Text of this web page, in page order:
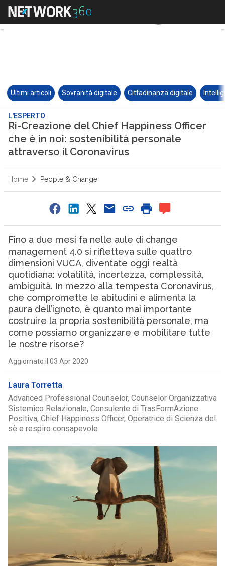
Ultimi articoli Sovranità digitale Cittadinanza digitale
L'ESPERTO
Ri-Creazione del Chief Happiness Officer
che è in noi: sostenibilità personale
attraverso il Coronavirus
Home People & Change
Fino a due mesi fa nelle aule di change
management 4.0 si rifletteva sulle quattro
dimensioni VUCA, diventate oggi realtà
quotidiana: volatilità, incertezza, complessità,
ambiguità. In mezzo alla tempesta Coronavirus,
che compromette le abitudini e alimenta la
paura dell’ignoto, è quanto mai importante
costruire la propria sostenibilità personale, ma
come possiamo organizzare e mobilitare tutte
le nostre risorse?
Aggiornato il 03 Apr 2020
Laura Torretta
Advanced Professional Counselor, Counselor Organizzativa
Sistemico Relazionale, Consulente di TrasFormAzione
Positiva, Chief Happiness Officer, Operatrice di Scienza del
sè e respiro consapevole